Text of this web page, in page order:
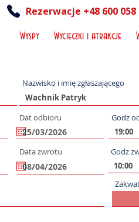
Rezerwacje +48 600 058
Wyspy Wycieczki i atrakcje
Nazwisko i imię zgłaszającego
Dat odbioru Godz
Data zwrotu Godz